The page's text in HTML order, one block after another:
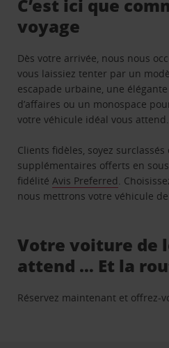
C’est ici que
voyage
Dès votre arrivée, nous nous
vous laissiez tenter par un
escapade urbaine, une
d’affaires ou un monospace
votre véhicule idéal vous attend.
Clients fidèles, soyez
supplémentaires offerts en
fidélité Avis Preferred .
nous mettrons votre véhicule
Votre voiture de
attend … Et la
Réservez maintenant et offrez-